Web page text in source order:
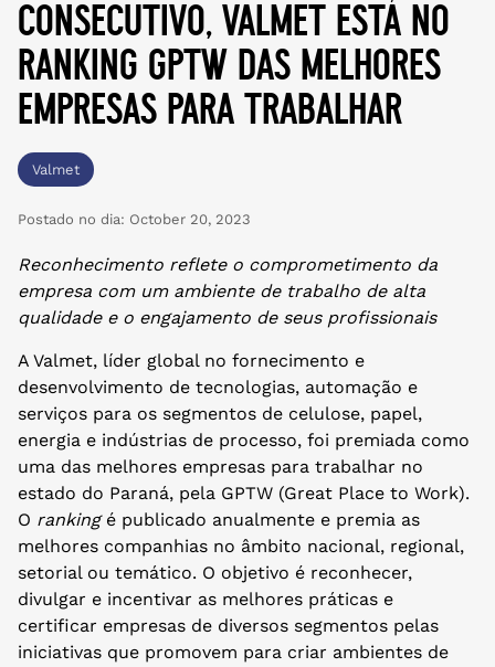
consecutivo, valmet está no
ranking gptw das melhores
empresas para trabalhar
Valmet
Postado no dia: October 20, 2023
Reconhecimento reflete o comprometimento da
empresa com um ambiente de trabalho de alta
qualidade e o engajamento de seus profissionais
A Valmet, líder global no fornecimento e
desenvolvimento de tecnologias, automação e
serviços para os segmentos de celulose, papel,
energia e indústrias de processo, foi premiada como
uma das melhores empresas para trabalhar no
estado do Paraná, pela GPTW (Great Place to Work).
O ranking é publicado anualmente e premia as
melhores companhias no âmbito nacional, regional,
setorial ou temático. O objetivo é reconhecer,
divulgar e incentivar as melhores práticas e
certificar empresas de diversos segmentos pelas
iniciativas que promovem para criar ambientes de